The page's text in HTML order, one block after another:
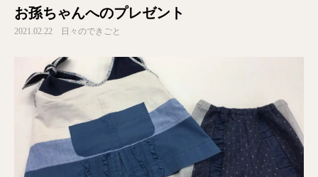
お孫ちゃんへのプレゼント
2021.02.22 日々のできごと